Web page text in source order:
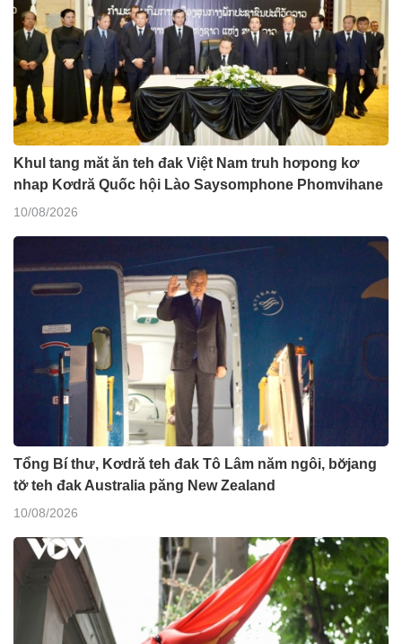
Khul tang măt ăn teh đak Việt Nam truh hơpong kơ
nhap Kơdră Quốc hội Lào Saysomphone Phomvihane
10/08/2026
Tổng Bí thư, Kơdră teh đak Tô Lâm năm ngôi, bơ̆jang
tơ̆ teh đak Australia păng New Zealand
10/08/2026